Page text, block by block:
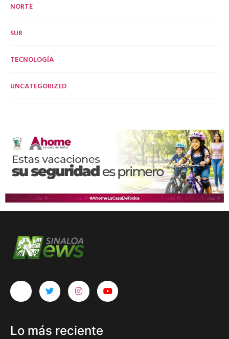
NORTE
SUR
TECNOLOGÍA
UNCATEGORIZED
Lo más reciente